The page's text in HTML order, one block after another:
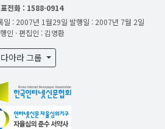
표전화 : 1588-0914
일 : 2007년 1월29일 발행일 : 2007년 7월 2일
인 · 편집인 : 김영환
다아라 그룹